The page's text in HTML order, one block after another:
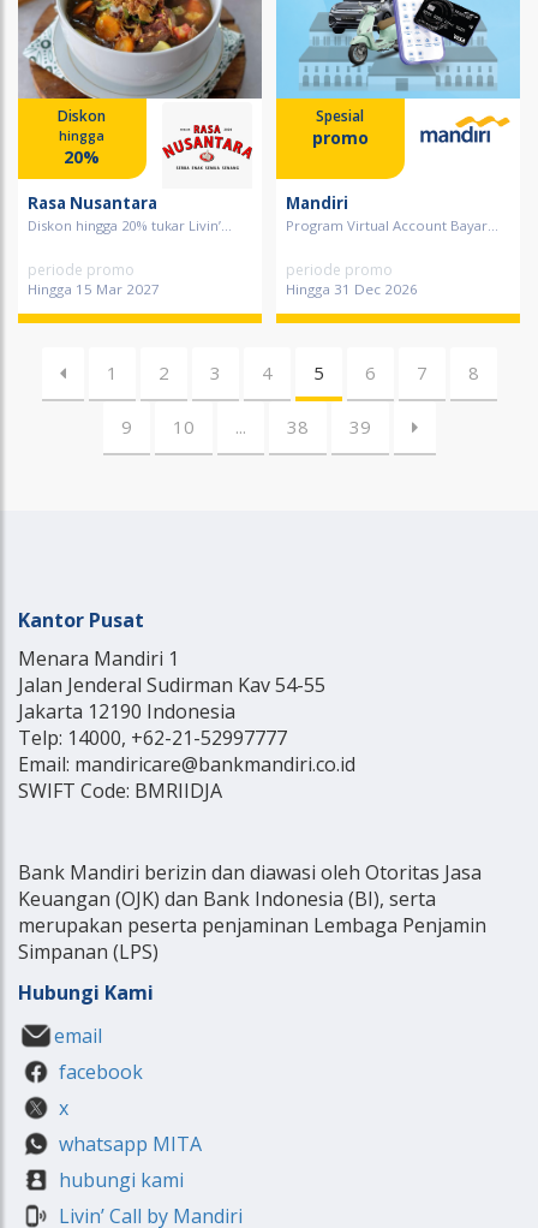
Diskon
hingga
20%
Rasa Nusantara
Diskon hingga 20% tukar Livin’...
periode promo
Hingga 15 Mar 2027
Spesial
promo
Mandiri
Program Virtual Account Bayar...
periode promo
Hingga 31 Dec 2026
1 2 3 4 5 6 7 8
9 10 ... 38 39
Kantor Pusat
Menara Mandiri 1
Jalan Jenderal Sudirman Kav 54-55
Jakarta 12190 Indonesia
Telp: 14000, +62-21-52997777
Email: mandiricare@bankmandiri.co.id
SWIFT Code: BMRIIDJA
Bank Mandiri berizin dan diawasi oleh Otoritas Jasa
Keuangan (OJK) dan Bank Indonesia (BI), serta
merupakan peserta penjaminan Lembaga Penjamin
Simpanan (LPS)
Hubungi Kami
email
facebook
x
whatsapp MITA
hubungi kami
Livin’ Call by Mandiri